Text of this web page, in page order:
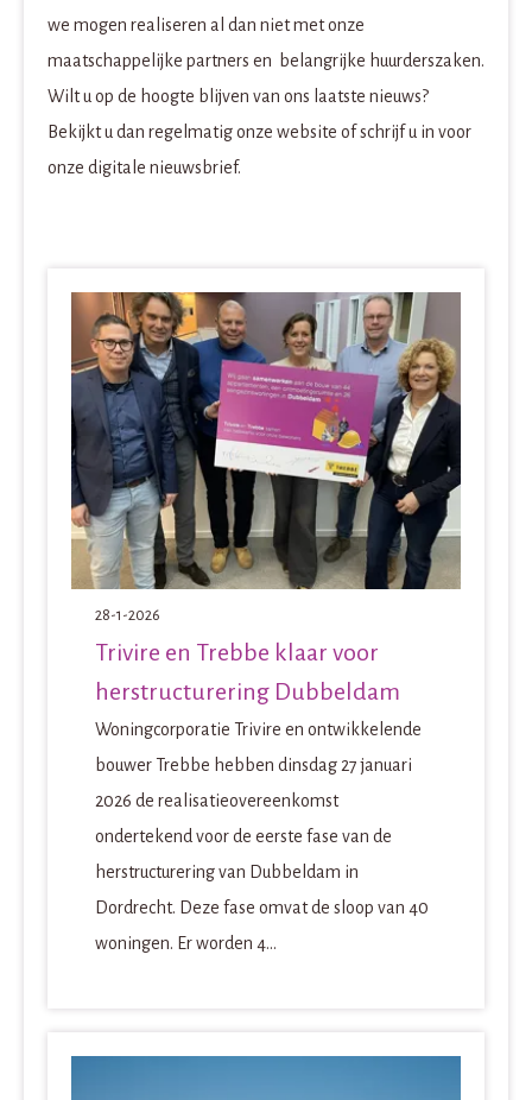
we mogen realiseren al dan niet met onze
maatschappelijke partners en belangrijke huurderszaken.
Wilt u op de hoogte blijven van ons laatste nieuws?
Bekijkt u dan regelmatig onze website of schrijf u in voor
onze digitale nieuwsbrief.
Trivire en Trebbe klaar voor
herstructurering Dubbeldam
28-1-2026
Woningcorporatie Trivire en ontwikkelende
bouwer Trebbe hebben dinsdag 27 januari
2026 de realisatieovereenkomst
ondertekend voor de eerste fase van de
herstructurering van Dubbeldam in
Dordrecht. Deze fase omvat de sloop van 40
woningen. Er worden 4...